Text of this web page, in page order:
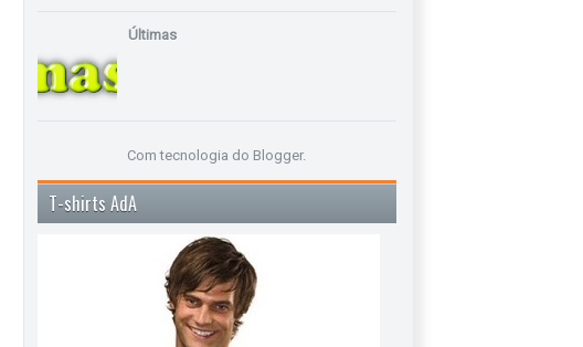
Últimas
Com tecnologia do Blogger.
T-shirts AdA